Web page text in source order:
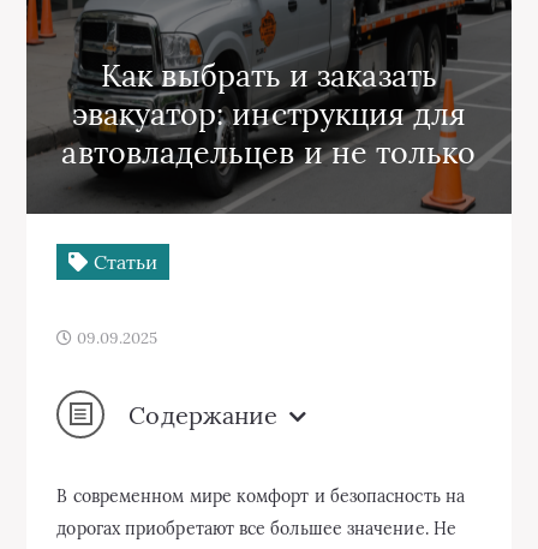
Как выбрать и заказать
эвакуатор: инструкция для
автовладельцев и не только
Статьи
09.09.2025
Содержание
В современном мире комфорт и безопасность на
дорогах приобретают все большее значение. Не